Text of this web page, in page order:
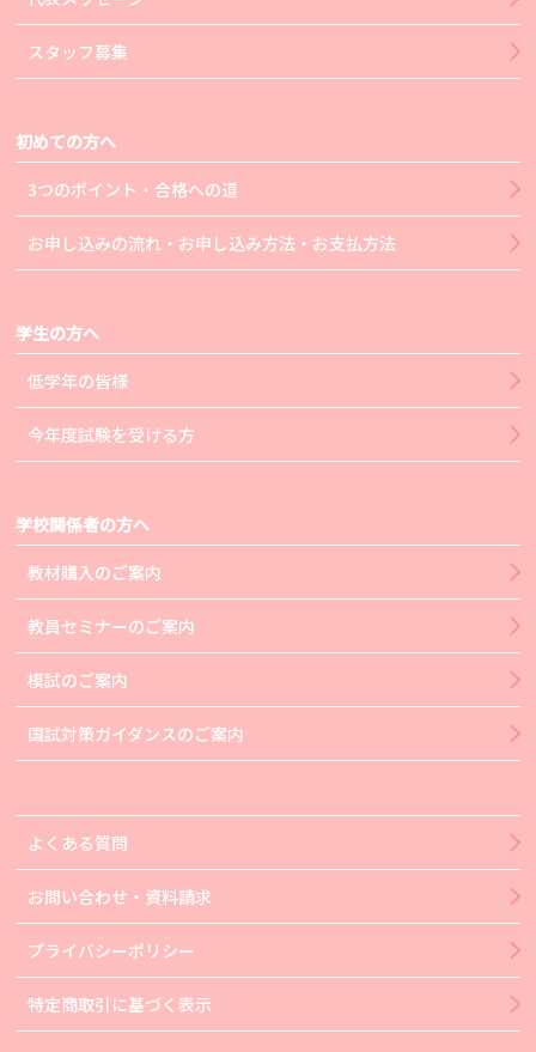
スタッフ募集
初めての方へ
3つのポイント・合格への道
お申し込みの流れ・お申し込み方法・お支払方法
学生の方へ
低学年の皆様
今年度試験を受ける方
学校関係者の方へ
教材購入のご案内
教員セミナーのご案内
模試のご案内
国試対策ガイダンスのご案内
よくある質問
お問い合わせ・資料請求
プライバシーポリシー
特定商取引に基づく表示